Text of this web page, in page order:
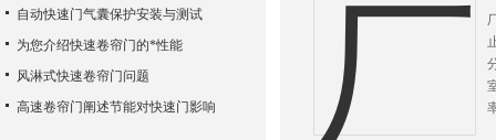
自动快速门气囊保护安装与测试
为您介绍快速卷帘门的*性能
风淋式快速卷帘门问题
高速卷帘门阐述节能对快速门影响